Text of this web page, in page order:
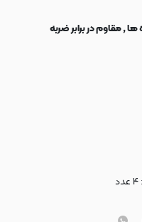
, مقاوم در برابر ضربه
۴عدد